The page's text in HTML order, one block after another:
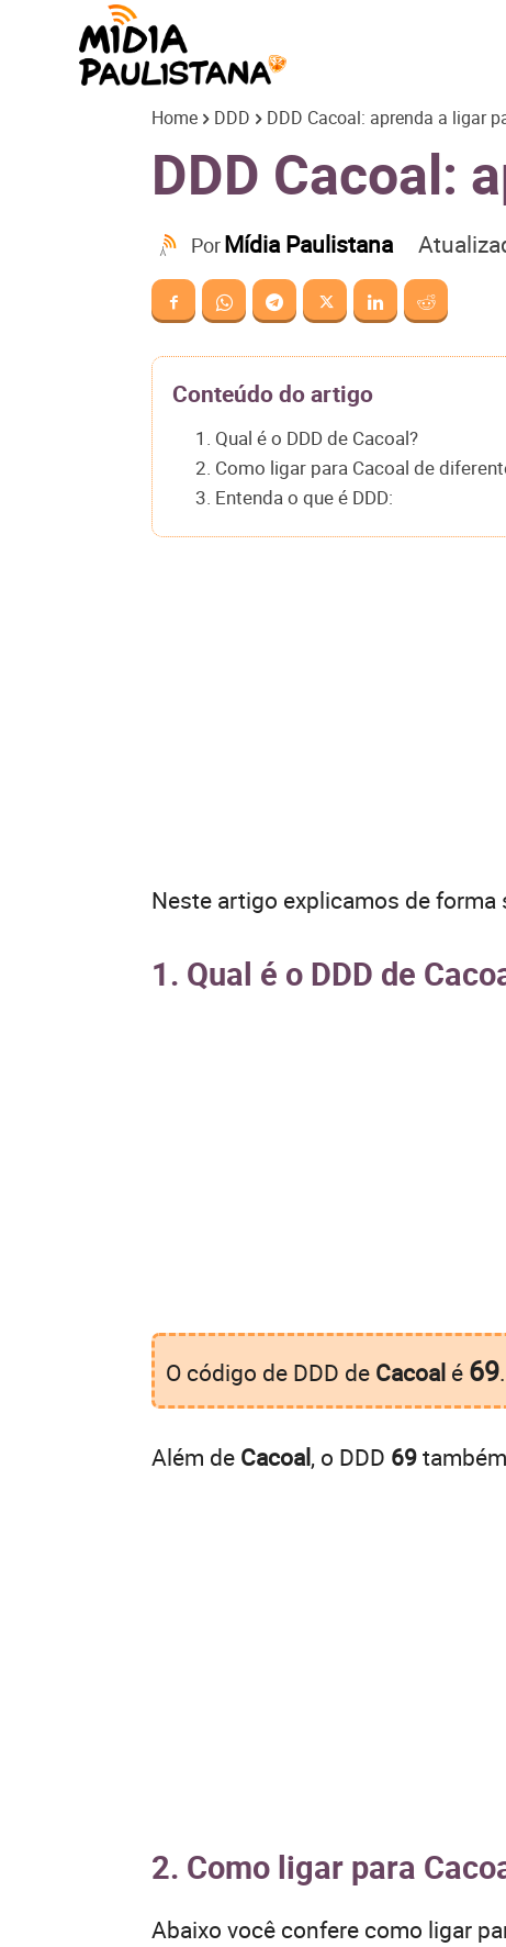
Paulistana
Home DDD DDD Cacoal: aprenda a ligar
DDD Cacoal:
PorMídia Paulistana
Conteúdo do artigo
1. Qual é o DDD de Cacoal?
2. Como ligar para Cacoal de
3. Entenda o que é DDD:
Neste artigo explicamos de forma
1. Qual é o DDD de
O código de DDD de Cacoal é 69.
Além de Cacoal, o DDD 69
2. Como ligar para
Abaixo você confere como ligar